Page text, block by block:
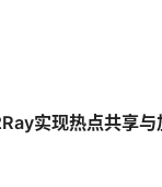
实现热点共享